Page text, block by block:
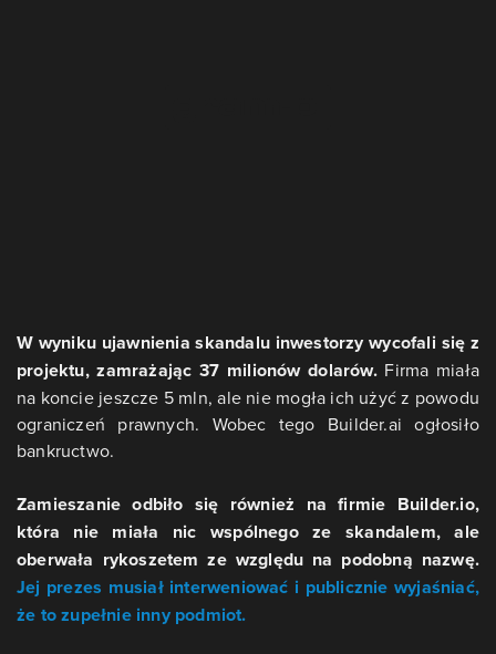
W wyniku ujawnienia skandalu inwestorzy wycofali się z
projektu, zamrażając 37 milionów dolarów.Firma miała
na koncie jeszcze 5 mln, ale nie mogła ich użyć z powodu
ograniczeń prawnych. Wobec tego Builder.ai ogłosiło
bankructwo.
Zamieszanie odbiło się również na firmie Builder.io,
która nie miała nic wspólnego ze skandalem, ale
oberwała rykoszetem ze względu na podobną nazwę.
Jej prezes musiał interweniować i publicznie wyjaśniać,
że to zupełnie inny podmiot.